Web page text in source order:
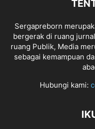
Sergapreborn
bergerak di ruang
ruang Publik, Media
sebagai kemampuan
Hubungi kami: